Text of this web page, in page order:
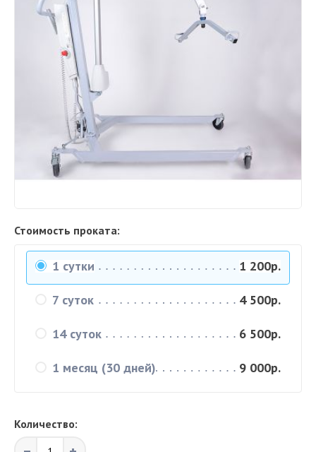
Стоимость проката:
1 сутки 1 200р.
7 суток 4 500р.
14 суток 6 500р.
1 месяц (30 дней) 9 000р.
Количество: